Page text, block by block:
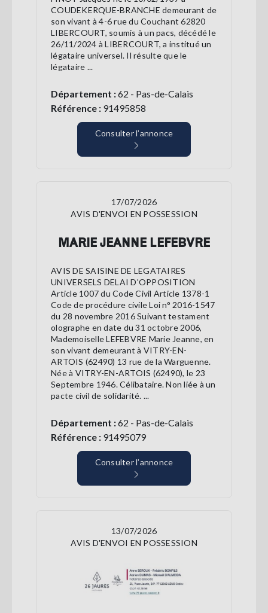
COUDEKERQUE-BRANCHE demeurant de
son vivant à 4-6 rue du Couchant 62820
LIBERCOURT, soumis à un pacs, décédé le
26/11/2024 à LIBERCOURT, a institué​ ​un
légataire universel. Il résulte que le
légataire ...
Département :62 - Pas-de-Calais
Référence : 91495858
Consulter l’annonce
17/07/2026
AVIS D'ENVOI EN POSSESSION
MARIE JEANNE LEFEBVRE
AVIS DE SAISINE DE LEGATAIRES
UNIVERSELS DELAI D'OPPOSITION
Article 1007 du Code Civil Article 1378-1
Code de procédure civile Loi n° 2016-1547
du 28 novembre 2016 Suivant testament
olographe en date du 31 octobre 2006,
Mademoiselle LEFEBVRE Marie Jeanne, en
son vivant demeurant à VITRY-EN-
ARTOIS (62490) 13 rue de la Warguenne.
Née à VITRY-EN-ARTOIS (62490), le 23
Septembre 1946. Célibataire. Non liée à un
pacte civil de solidarité. ...
Département :62 - Pas-de-Calais
Référence : 91495079
Consulter l’annonce
13/07/2026
AVIS D'ENVOI EN POSSESSION